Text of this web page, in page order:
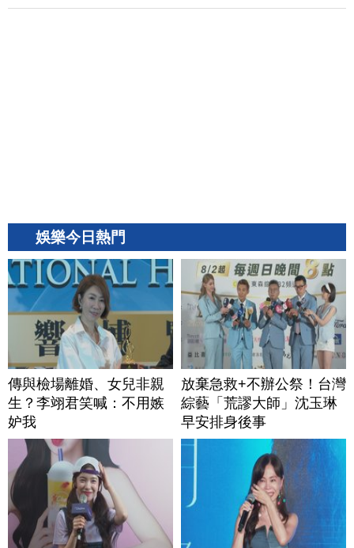
娛樂今日熱門
傳與檢場離婚、女兒非親
生？李翊君笑喊：不用嫉
妒我
放棄急救+不辦公祭！台灣
綜藝「荒謬大師」沈玉琳
早安排身後事